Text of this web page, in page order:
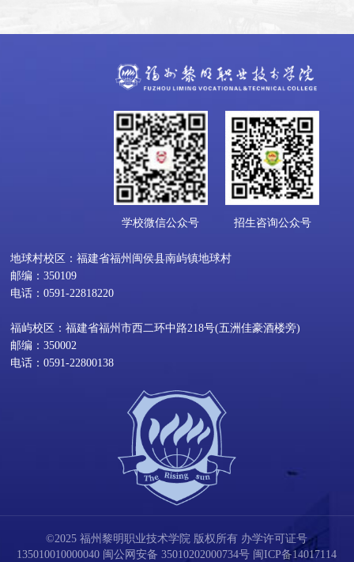
学校微信公众号 招生咨询公众号
地球村校区：福建省福州闽侯县南屿镇地球村
邮编：350109
电话：0591-22818220
福屿校区：福建省福州市西二环中路218号(五洲佳豪酒楼旁)
邮编：350002
电话：0591-22800138
©2025 福州黎明职业技术学院 版权所有 办学许可证号
135010010000040 闽公网安备 35010202000734号 闽ICP备14017114